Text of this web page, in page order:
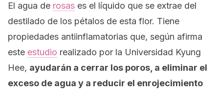
El agua de rosas es el líquido que se extrae del
destilado de los pétalos de esta flor. Tiene
propiedades antiinflamatorias que, según afirma
este estudio realizado por la Universidad Kyung
Hee, ayudarán a cerrar los poros, a eliminar el
exceso de agua y a reducir el enrojecimiento